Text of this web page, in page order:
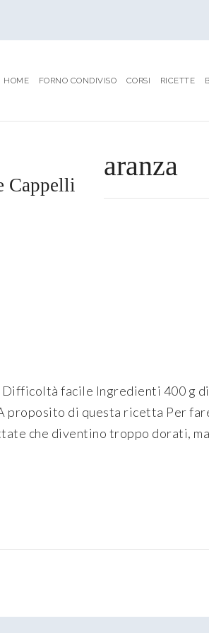
HOME FORNO CONDIVISO CORSI RICETTE
pesci da paranza
Cappelli
facile Ingredienti 400 g
di questa ricetta Per
che diventino troppo dorati,